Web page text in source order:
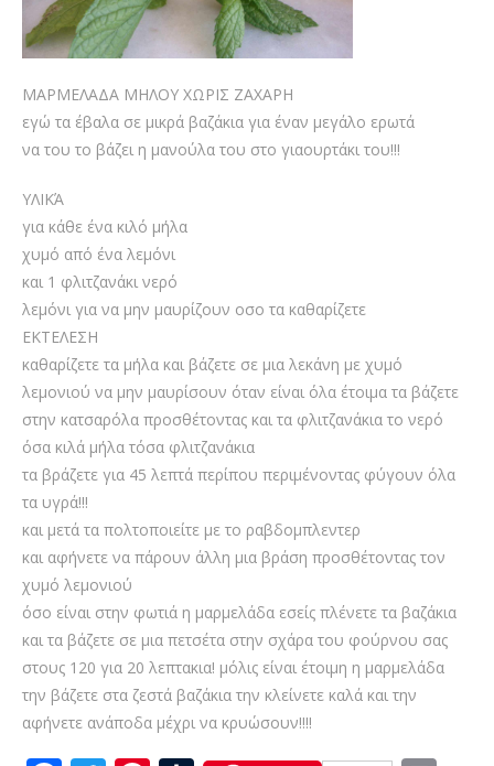
ΜΑΡΜΕΛΑΔΑ ΜΗΛΟΥ ΧΩΡΙΣ ΖΑΧΑΡΗ
εγώ τα έβαλα σε μικρά βαζάκια για έναν μεγάλο ερωτά
να του το βάζει η μανούλα του στο γιαουρτάκι του!!!
ΥΛΙΚΆ
για κάθε ένα κιλό μήλα
χυμό από ένα λεμόνι
και 1 φλιτζανάκι νερό
λεμόνι για να μην μαυρίζουν οσο τα καθαρίζετε
ΕΚΤΕΛΕΣΗ
καθαρίζετε τα μήλα και βάζετε σε μια λεκάνη με χυμό
λεμονιού να μην μαυρίσουν όταν είναι όλα έτοιμα τα βάζετε
στην κατσαρόλα προσθέτοντας και τα φλιτζανάκια το νερό
όσα κιλά μήλα τόσα φλιτζανάκια
τα βράζετε για 45 λεπτά περίπου περιμένοντας φύγουν όλα
τα υγρά!!!
και μετά τα πολτοποιείτε με το ραβδομπλεντερ
και αφήνετε να πάρουν άλλη μια βράση προσθέτοντας τον
χυμό λεμονιού
όσο είναι στην φωτιά η μαρμελάδα εσείς πλένετε τα βαζάκια
και τα βάζετε σε μια πετσέτα στην σχάρα του φούρνου σας
στους 120 για 20 λεπτακια! μόλις είναι έτοιμη η μαρμελάδα
την βάζετε στα ζεστά βαζάκια την κλείνετε καλά και την
αφήνετε ανάποδα μέχρι να κρυώσουν!!!!